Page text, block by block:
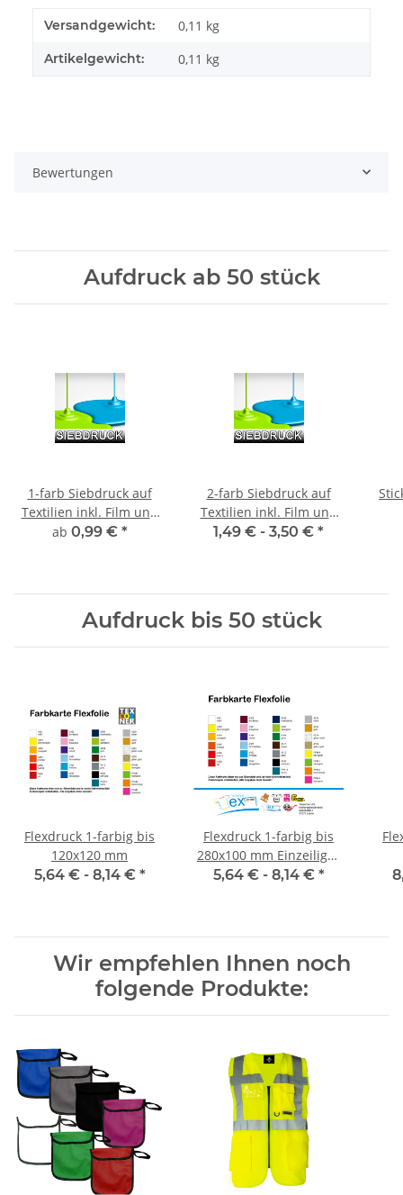
Versandgewicht: 0,11 kg
Artikelgewicht: 0,11 kg
Bewertungen
Aufdruck ab 50 stück
1-farb Siebdruck auf
Textilien inkl. Film und
Sieberstellung
ab 0,99 € *
2-farb Siebdruck auf
Textilien inkl. Film und
Sieberstellung
1,49 € - 3,50 € *
Aufdruck bis 50 stück
Flexdruck 1-farbig bis
120x120 mm
5,64 € - 8,14 € *
Flexdruck 1-farbig bis
280x100 mm Einzeiliger
Druck
5,64 € - 8,14 € *
Wir empfehlen Ihnen noch
folgende Produkte: